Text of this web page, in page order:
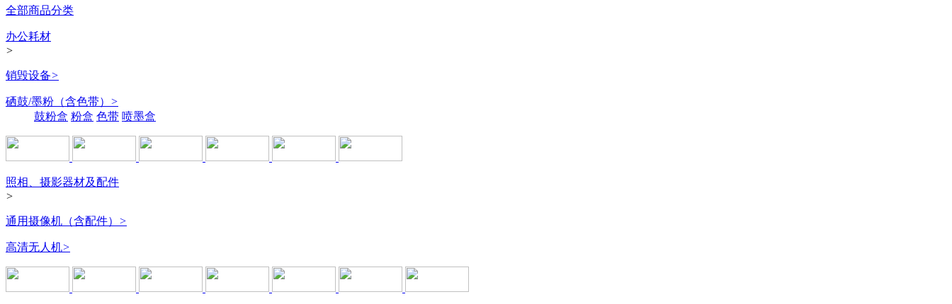
全部商品分类
办公耗材
>
销毁设备>
硒鼓/墨粉（含色带） >
鼓粉盒 粉盒 色带 喷墨盒
照相、摄影器材及配件
>
通用摄像机（含配件） >
高清无人机>